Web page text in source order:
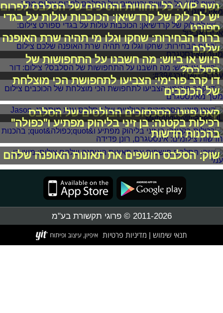
נשף VIP: כל החוויות והטיפים של הסלבס לפרום
יש לה לוק של קרדשיאן: הכוכבות עולות על בגדי
ספורט
ברוח הבחירות: שחקו וגלו מי תהיה שרת האופנה
שלכם
היוש או ביוש: מה חשבנו על התחפושות של
הסלבס?
דו קרב פורימי: הצביעו לתחפושת הכי מוצלחת
של הכוכבים
קאט פייט: הסכסוכים הבולטים של הסלבס
רכילות בקטנה: בן זיני בליהוק מפתיע ו"כפולה"
בהכנות חדשות
שוק: הסלבס חושפים את תאונות האופנה שלהם
2011-2026 © פרוגי תקשורת בע"מ
תנאי שימוש מדיניות פרטיות